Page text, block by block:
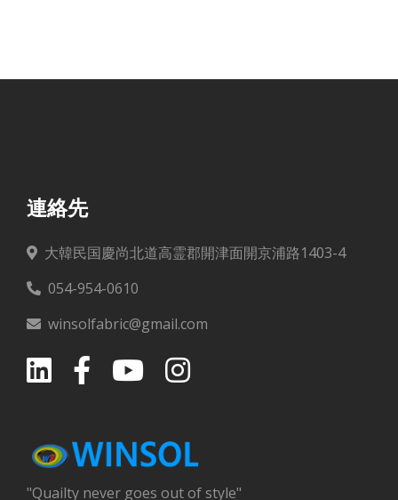
連絡先
大韓民国慶尚北道高霊郡開津面開京浦路1403-4
054-954-0610
winsolfabric@gmail.com
"Quailty never goes out of style"